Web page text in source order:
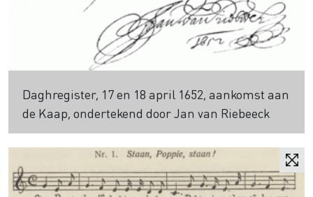
Daghregister, 17 en 18 april 1652, aankomst aan
de Kaap, ondertekend door Jan van Riebeeck